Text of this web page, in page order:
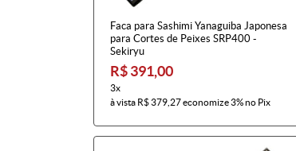
Faca para Sashimi Yanaguiba Japonesa
para Cortes de Peixes SRP400 -
Sekiryu
R$ 391,00
3x
à vista R$ 379,27economize3%no Pix